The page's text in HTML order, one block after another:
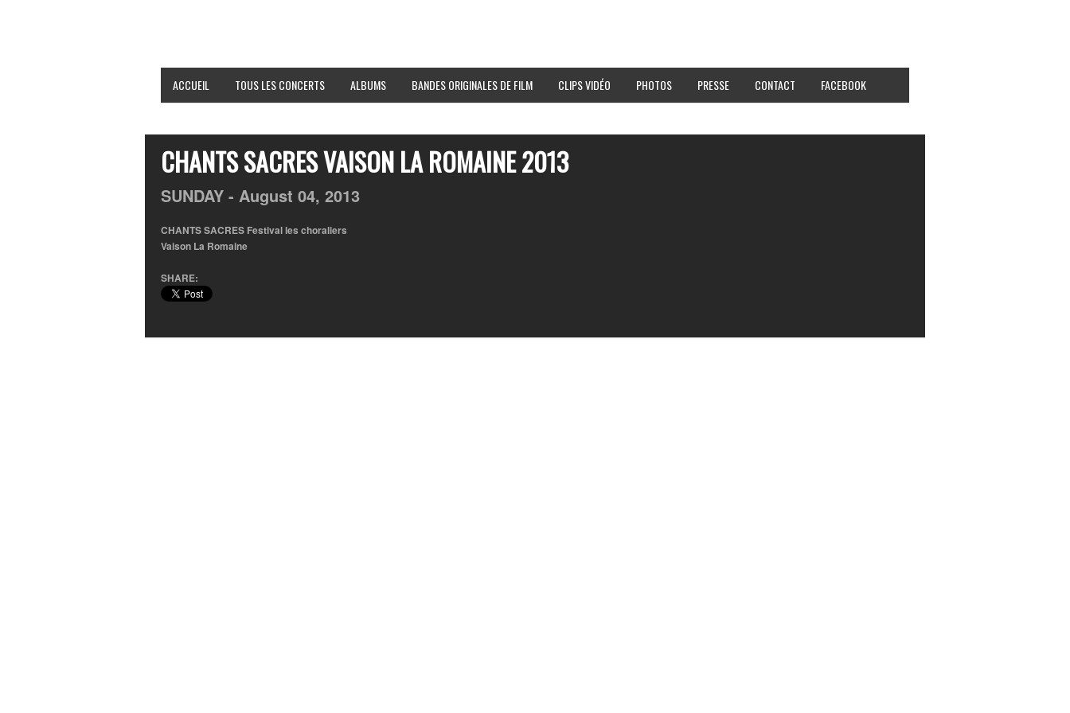
ACCUEIL TOUS LES CONCERTS ALBUMS BANDES ORIGINALES DE FILM CLIPS VIDÉO PHOTOS PRESSE CONTACT FACEBOOK
CHANTS SACRES VAISON LA ROMAINE 2013
SUNDAY - August 04, 2013
CHANTS SACRES Festival les choraliers
Vaison La Romaine
SHARE: